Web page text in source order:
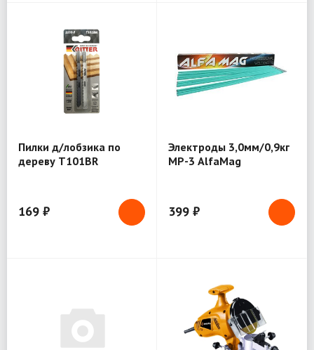
Пилки д/лобзика по
дереву Т101ВR
169 ₽
Электроды 3,0мм/0,9кг
МР-3 AlfaMag
399 ₽